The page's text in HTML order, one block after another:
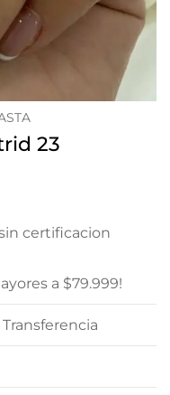
23
certificacion
a $79.999!